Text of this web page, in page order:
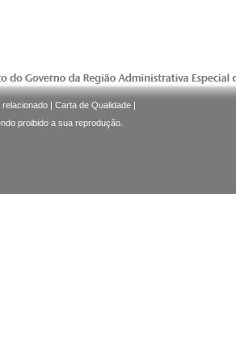
relacionado | Carta de Qualidade |
proibido a sua reprodução.